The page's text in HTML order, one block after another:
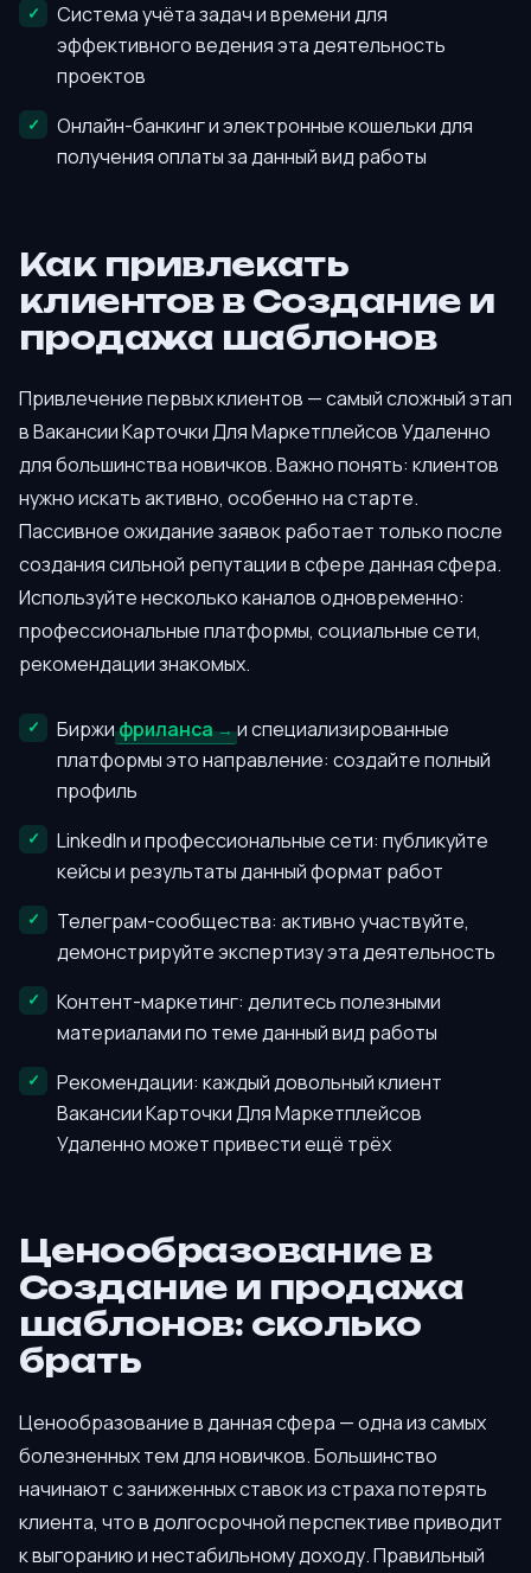
Система учёта задач и времени для
эффективного ведения эта деятельность
проектов
Онлайн-банкинг и электронные кошельки для
получения оплаты за данный вид работы
Как привлекать
клиентов в Создание и
продажа шаблонов
Привлечение первых клиентов — самый сложный этап
в Вакансии Карточки Для Маркетплейсов Удаленно
для большинства новичков. Важно понять: клиентов
нужно искать активно, особенно на старте.
Пассивное ожидание заявок работает только после
создания сильной репутации в сфере данная сфера.
Используйте несколько каналов одновременно:
профессиональные платформы, социальные сети,
рекомендации знакомых.
Биржифриланса
и специализированные
платформы это направление: создайте полный
профиль
LinkedIn и профессиональные сети: публикуйте
кейсы и результаты данный формат работ
Телеграм-сообщества: активно участвуйте,
демонстрируйте экспертизу эта деятельность
Контент-маркетинг: делитесь полезными
материалами по теме данный вид работы
Рекомендации: каждый довольный клиент
Вакансии Карточки Для Маркетплейсов
Удаленно может привести ещё трёх
Ценообразование в
Создание и продажа
шаблонов: сколько
брать
Ценообразование в данная сфера — одна из самых
болезненных тем для новичков. Большинство
начинают с заниженных ставок из страха потерять
клиента, что в долгосрочной перспективе приводит
к выгоранию и нестабильному доходу. Правильный